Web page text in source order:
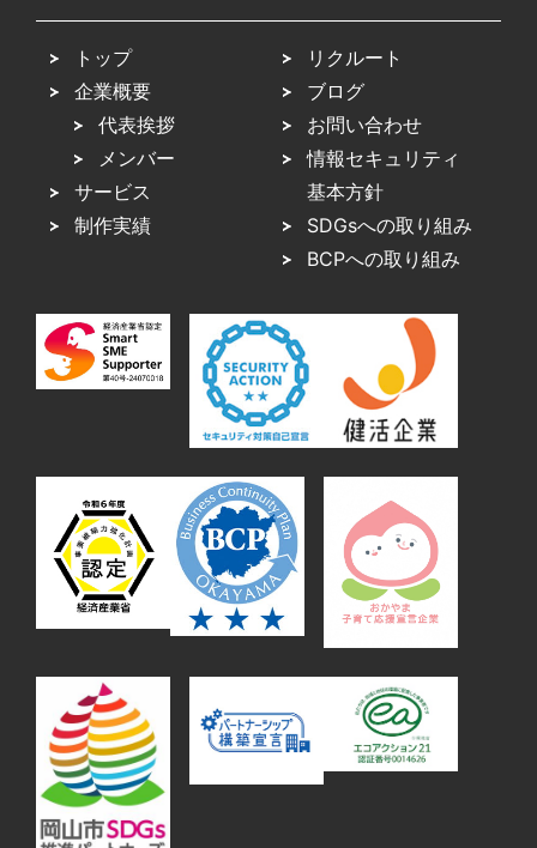
トップ
企業概要
代表挨拶
メンバー
サービス
制作実績
リクルート
ブログ
お問い合わせ
情報セキュリティ
基本方針
SDGsへの取り組み
BCPへの取り組み